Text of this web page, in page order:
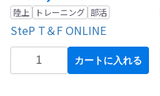
陸上 トレーニング 部活
SteP T＆F ONLINE
カートに入れる